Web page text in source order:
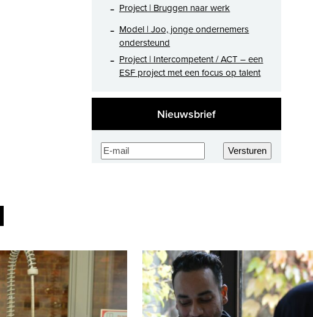
Project | Bruggen naar werk
Model | Joo, jonge ondernemers
ondersteund
Project | Intercompetent / ACT – een
ESF project met een focus op talent
Nieuwsbrief
E-
mailadres(Vereist)
Versturen